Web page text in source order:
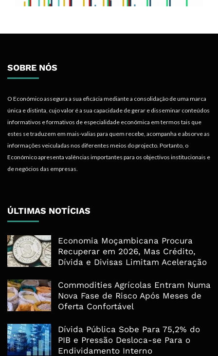
SOBRE NÓS
O Económico assegura a sua eficácia mediante a consolidação de uma marca
única e distinta, cujo valor é a sua capacidade de gerar e disseminar conteúdos
informativos e formativos de especialidade económica em termos tais que
estes se traduzem em mais-valias para quem recebe, acompanha e absorve as
informações veiculadas nos diferentes meios do projecto. Portanto, o
Económico apresenta valências importantes para os objectivos institucionais e
de negócios das empresas.
ÚLTIMAS NOTÍCIAS
Economia Moçambicana Procura
Recuperar em 2026, Mas Crédito,
Dívida e Divisas Limitam Aceleração
Commodities Agrícolas Entram Numa
Nova Fase de Risco Após Meses de
Oferta Confortável
Dívida Pública Sobe Para 75,2% do
PIB e Pressão Desloca-se Para o
Endividamento Interno